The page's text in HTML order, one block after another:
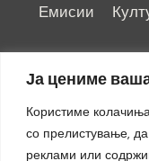
Ја цениме
Користиме
со прелистување,
реклами или
Емисии